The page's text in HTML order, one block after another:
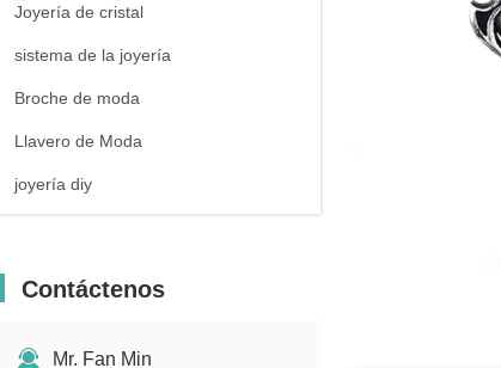
Joyería de cristal
sistema de la joyería
Broche de moda
Llavero de Moda
joyería diy
Contáctenos
Mr. Fan Min